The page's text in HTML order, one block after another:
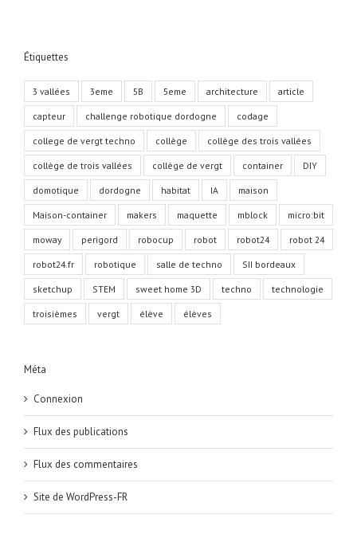
Étiquettes
3 vallées 3eme 5B 5eme architecture article
capteur challenge robotique dordogne codage
college de vergt techno collège collège des trois vallées
collège de trois vallées collège de vergt container DIY
domotique dordogne habitat IA maison
Maison-container makers maquette mblock micro:bit
moway perigord robocup robot robot24 robot 24
robot24.fr robotique salle de techno SII bordeaux
sketchup STEM sweet home 3D techno technologie
troisièmes vergt élève élèves
Méta
Connexion
Flux des publications
Flux des commentaires
Site de WordPress-FR